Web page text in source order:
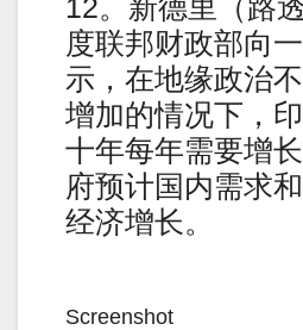
度联邦财政部向
示，在地缘政治
增加的情况下，
十年每年需要增
府预计国内需求
经济增长。
Screenshot